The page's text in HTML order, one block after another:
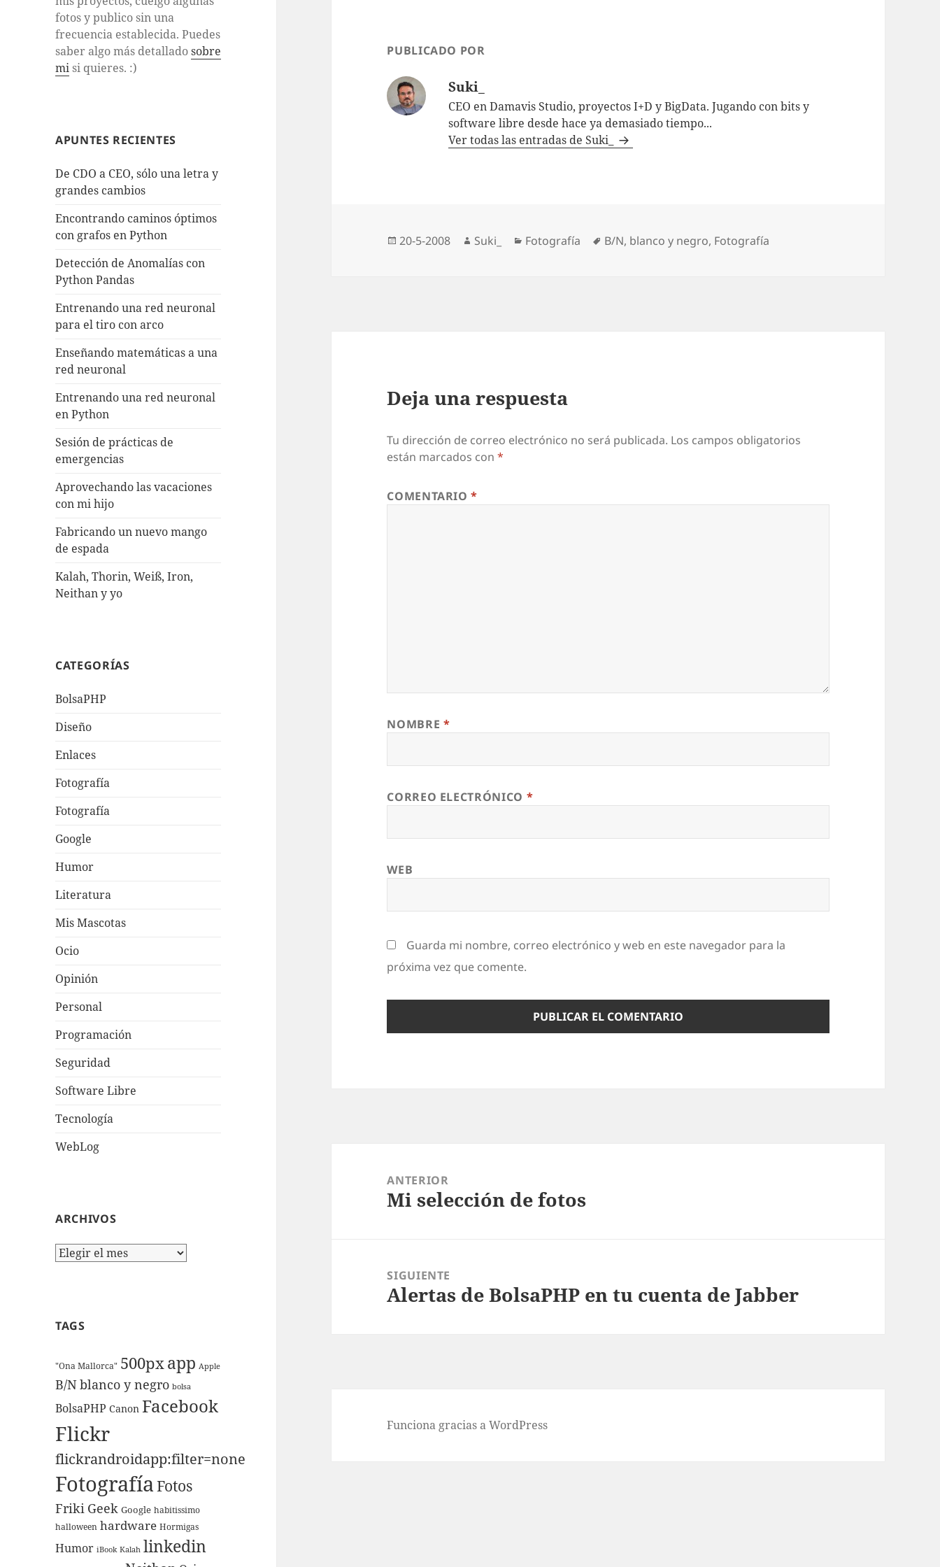
fotos y publico sin una
frecuencia establecida. Puedes
saber algo más detalladosobre
misi quieres. :)
APUNTES RECIENTES
De CDO a CEO, sólo una letra y
grandes cambios
Encontrando caminos óptimos
con grafos en Python
Detección de Anomalías con
Python Pandas
Entrenando una red neuronal
para el tiro con arco
Enseñando matemáticas a una
red neuronal
Entrenando una red neuronal
en Python
Sesión de prácticas de
emergencias
Aprovechando las vacaciones
con mi hijo
Fabricando un nuevo mango
de espada
Kalah, Thorin, Weiß, Iron,
Neithan y yo
CATEGORÍAS
BolsaPHP
Diseño
Enlaces
Fotografí­a
Fotografía
Google
Humor
Literatura
Mis Mascotas
Ocio
Opinión
Personal
Programación
Seguridad
Software Libre
Tecnologí­a
WebLog
ARCHIVOS
Archivos
TAGS
"Ona Mallorca" 500pxapp Apple
B/Nblanco y negro bolsa
BolsaPHP Canon Facebook
Flickr
flickrandroidapp:filter=none
Fotografí­aFotos
Friki Geek Google habitissimo
halloween hardware Hormigas
Humor iBook Kalah linkedin
PUBLICADO POR
Suki_
CEO en Damavis Studio, proyectos I+D y BigData. Jugando con bits y
software libre desde hace ya demasiado tiempo...
Ver todas las entradas de Suki_
Publicado
20-5-2008 Autor
Suki_ Categorías
Fotografí­a Etiquetas
B/N, blanco y negro, Fotografí­a
Deja una respuesta
Tu dirección de correo electrónico no será publicada. Los campos obligatorios
están marcados con*
COMENTARIO*
NOMBRE *
CORREO ELECTRÓNICO *
WEB
Guarda mi nombre, correo electrónico y web en este navegador para la
próxima vez que comente.
entradas
ANTERIOR
Entrada
Mi selección de fotos
SIGUIENTE
Entrada
Alertas de BolsaPHP en tu cuenta de Jabber
Funciona gracias a WordPress